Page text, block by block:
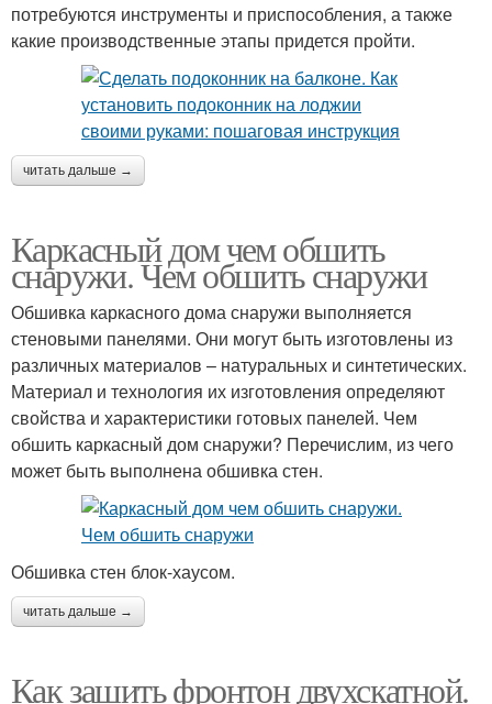
потребуются инструменты и приспособления, а также
какие производственные этапы придется пройти.
читать дальше →
Каркасный дом чем обшить
снаружи. Чем обшить снаружи
Обшивка каркасного дома снаружи выполняется
стеновыми панелями. Они могут быть изготовлены из
различных материалов – натуральных и синтетических.
Материал и технология их изготовления определяют
свойства и характеристики готовых панелей. Чем
обшить каркасный дом снаружи? Перечислим, из чего
может быть выполнена обшивка стен.
Обшивка стен блок-хаусом.
читать дальше →
Как зашить фронтон двухскатной.